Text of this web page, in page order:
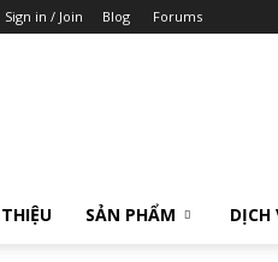
Sign in / Join Blog Forums
SẢN PHẨM DỊCH